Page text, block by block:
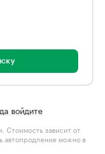
войдите
Стоимость зависит от
автопродление можно в